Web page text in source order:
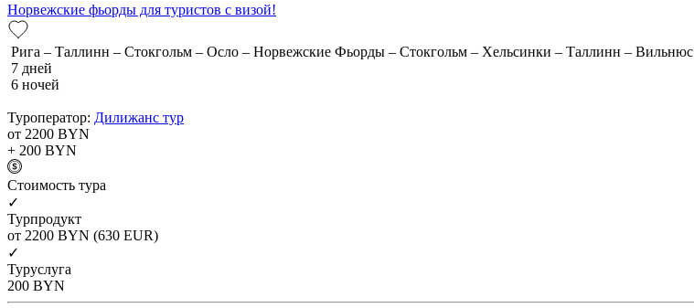
Норвежские фьорды для туристов с визой!
Рига – Таллинн – Стокгольм – Осло – Норвежские Фьорды – Стокгольм – Хельсинки – Таллинн – Вильнюс
7 дней
6 ночей
Туроператор: Дилижанс тур
от 2200 BYN
+ 200 BYN
Cтоимость тура
✓
Турпродукт
от 2200 BYN (630 EUR)
✓
Туруслуга
200 BYN